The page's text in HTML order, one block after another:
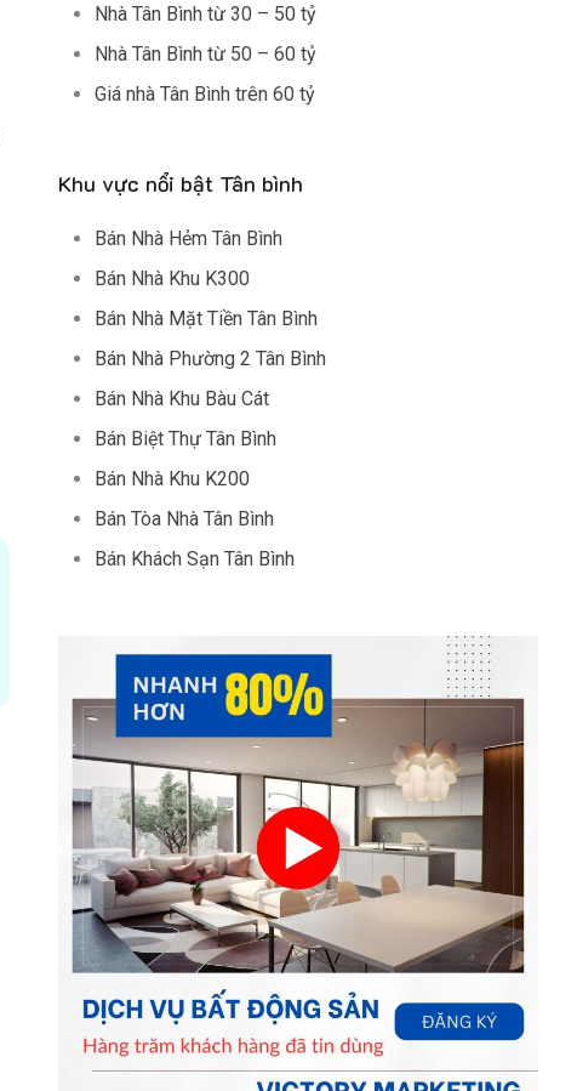
Nhà Tân Bình từ 30 – 50 tỷ
Nhà Tân Bình từ 50 – 60 tỷ
Giá nhà Tân Bình trên 60 tỷ
Khu vực nổi bật Tân bình
Bán Nhà Hẻm Tân Bình
Bán Nhà Khu K300
Bán Nhà Mặt Tiền Tân Bình
Bán Nhà Phường 2 Tân Bình
Bán Nhà Khu Bàu Cát
Bán Biệt Thự Tân Bình
Bán Nhà Khu K200
Bán Tòa Nhà Tân Bình
Bán Khách Sạn Tân Bình